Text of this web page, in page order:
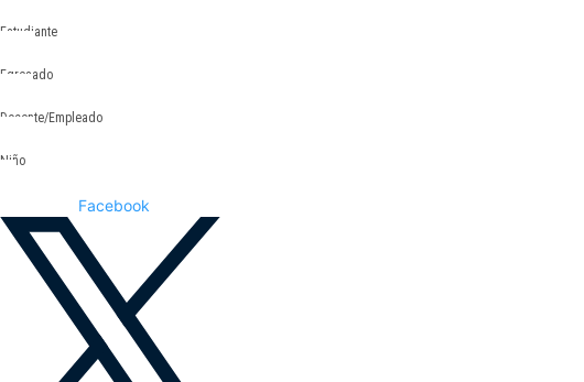
Estudiante
Egresado
Docente/Empleado
Niño
Facebook